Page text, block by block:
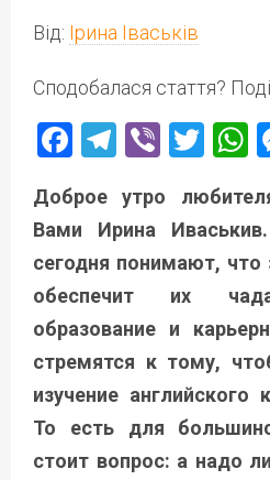
Від: Ірина Іваськів
Сподобалася стаття?
Facebook
Telegram
Viber
Доброе утро
Вами Ирина
сегодня понимают, что
обеспечит их
образование и
стремятся к тому,
изучение
То есть для
стоит вопрос: а надо